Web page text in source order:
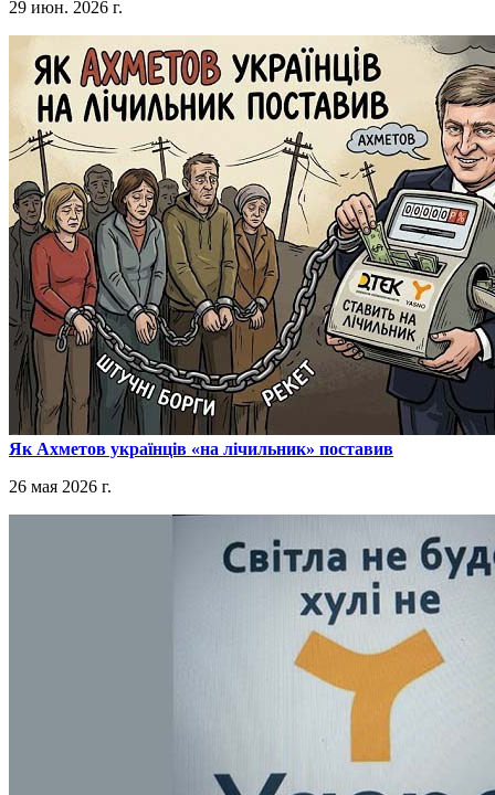
29 июн. 2026 г.
​Як Ахметов українців «на лічильник» поставив
26 мая 2026 г.